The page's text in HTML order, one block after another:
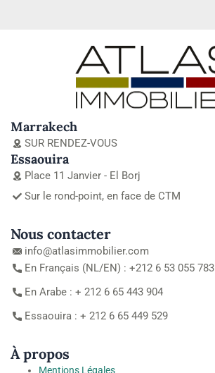
Marrakech
SUR RENDEZ-VOUS
Essaouira
Place 11 Janvier - El Borj
Sur le rond-point, en face de CTM
Nous contacter
info@atlasimmobilier.com
En Français (NL/EN) : +212 6 53 055 783
En Arabe : + 212 6 65 443 904
Essaouira : + 212 6 65 449 529
À propos
Mentions Légales